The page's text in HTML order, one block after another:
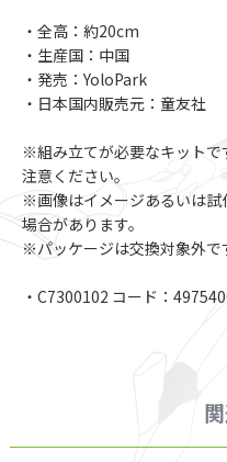
・全高：約20cm
・生産国：中国
・発売：YoloPark
・日本国内販売元：童友社
※組み立てが必要なキットで
注意ください。
※画像はイメージあるいは試
場合があります。
※パッケージは交換対象外で
・C7300102 コード：